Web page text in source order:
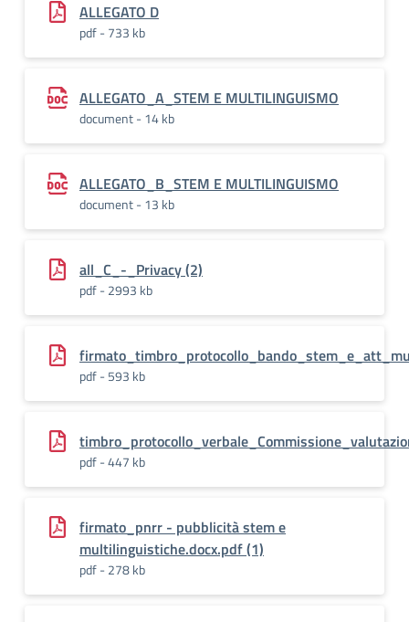
ALLEGATO D
pdf - 733 kb
ALLEGATO_A_STEM E MULTILINGUISMO
document - 14 kb
ALLEGATO_B_STEM E MULTILINGUISMO
document - 13 kb
all_C_-_Privacy (2)
pdf - 2993 kb
pdf - 593 kb
pdf - 447 kb
firmato_pnrr - pubblicità stem e
multilinguistiche.docx.pdf (1)
pdf - 278 kb